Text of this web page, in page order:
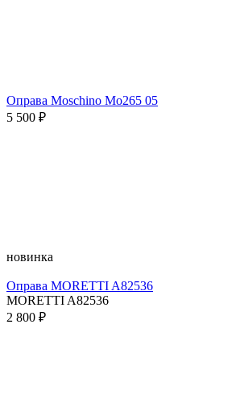
Оправа Moschino Mo265 05
5 500 ₽
новинка
Оправа MORETTI A82536
MORETTI A82536
2 800 ₽